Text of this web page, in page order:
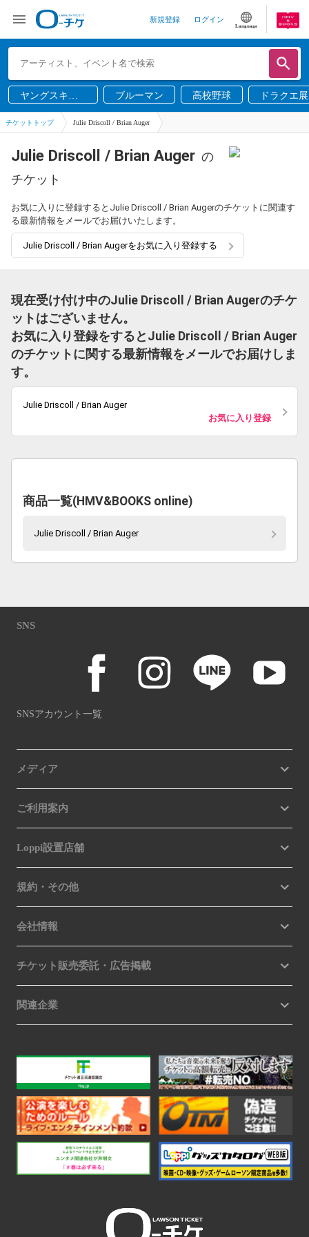
新規登録 ログイン
Language
ヤングスキニ
ー
ブルーマン 高校野球 ドラクエ展
チケットトップ Julie Driscoll / Brian Auger
Julie Driscoll / Brian Auger の
チケット
お気に入りに登録するとJulie Driscoll / Brian Augerのチケットに関連す
る最新情報をメールでお届けいたします。
Julie Driscoll / Brian Augerをお気に入り登録する
現在受け付け中のJulie Driscoll / Brian Augerのチケ
ットはございません。
お気に入り登録をするとJulie Driscoll / Brian Auger
のチケットに関する最新情報をメールでお届けしま
す。
Julie Driscoll / Brian Auger
お気に入り登録
商品一覧(HMV&BOOKS online)
Julie Driscoll / Brian Auger
SNS
SNSアカウント一覧
メディア
ご利用案内
Loppi設置店舗
規約・その他
会社情報
チケット販売委託・広告掲載
関連企業